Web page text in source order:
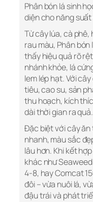
Phân bón lá sinh
diện cho năng
Từ cây lúa, cà
rau màu, Phân
thấy hiệu quả rõ
nhánh khỏe, lá
lem lép hạt. Với
tiêu, cao su, sản
thu hoạch, kích
dài thời gian ra quả.
Đặc biệt với cây ăn
nhanh, màu sắc
lâu hơn. Khi kết
khác như
4-8, hay Comcat
đôi – vừa nuôi lá,
đậu trái và phát